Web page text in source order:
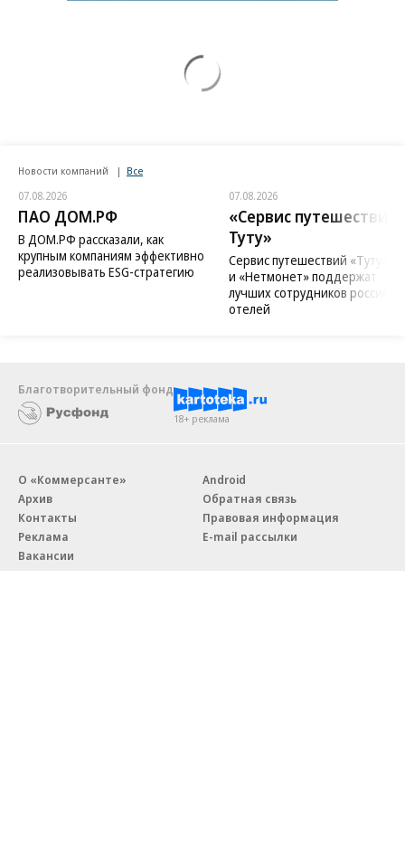
Новости компаний Все
07.08.2026
ПАО ДОМ.РФ
В ДОМ.РФ рассказали, как
крупным компаниям эффективно
реализовывать ESG-стратегию
07.08.2026
«Сервис путешествий
Туту»
Сервис путешествий «Туту»
и «Нетмонет» поддержат
лучших сотрудников
отелей
Благотворительный фонд
18+ реклама
О «Коммерсанте»
Архив
Контакты
Реклама
Вакансии
Android
Обратная связь
Правовая информация
E-mail рассылки